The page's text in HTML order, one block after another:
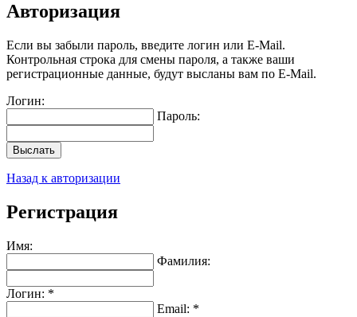
Авторизация
Если вы забыли пароль, введите логин или E-Mail.
Контрольная строка для смены пароля, а также ваши
регистрационные данные, будут высланы вам по E-Mail.
Логин:
Пароль:
Выслать
Назад к авторизации
Регистрация
Имя:
Фамилия:
Логин: *
Email: *